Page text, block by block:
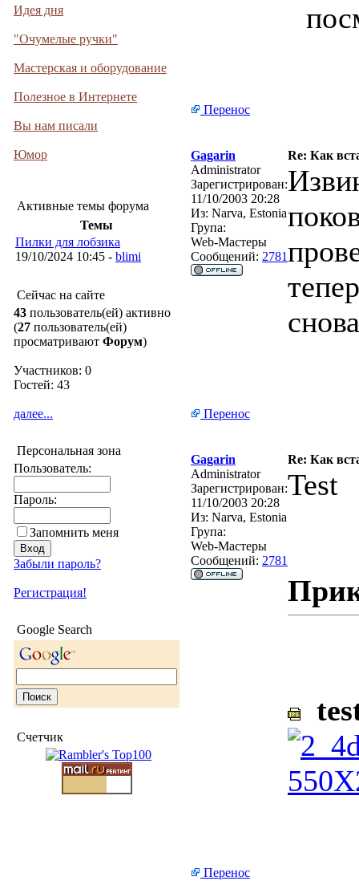
Идея дня
"Очумелые ручки"
Мастерская и оборудование
Полезное в Интернете
Вы нам писали
Юмор
Активные темы форума
Темы
Пилки для лобзика
19/10/2024 10:45 - blimi
Сейчас на сайте
43 пользователь(ей) активно
(27 пользователь(ей)
просматривают Форум)
Участников: 0
Гостей: 43
далее...
Персональная зона
Пользователь:
Пароль:
Запомнить меня
Забыли пароль?
Регистрация!
Google Search
Счетчик
Перенос
Gagarin
Re: Как
Administrator
Зарегистрирован:
11/10/2003 20:28
Из: Narva, Estonia
Група:
Web-Мастеры
Сообщений: 2781
Перенос
Gagarin
Re: Как
Administrator
Зарегистрирован:
11/10/2003 20:28
Из: Narva, Estonia
Група:
Web-Мастеры
Сообщений: 2781
Test
Перенос